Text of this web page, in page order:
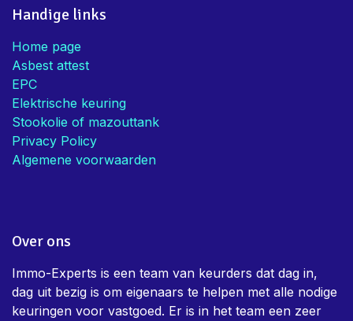
Handige links
Home page
Asbest attest
EPC
Elektrische keuring
Stookolie of mazouttank
Privacy Policy
Algemene voorwaarden
Over ons
Immo-Experts is een team van keurders dat dag in,
dag uit bezig is om eigenaars te helpen met alle nodige
keuringen voor vastgoed. Er is in het team een zeer